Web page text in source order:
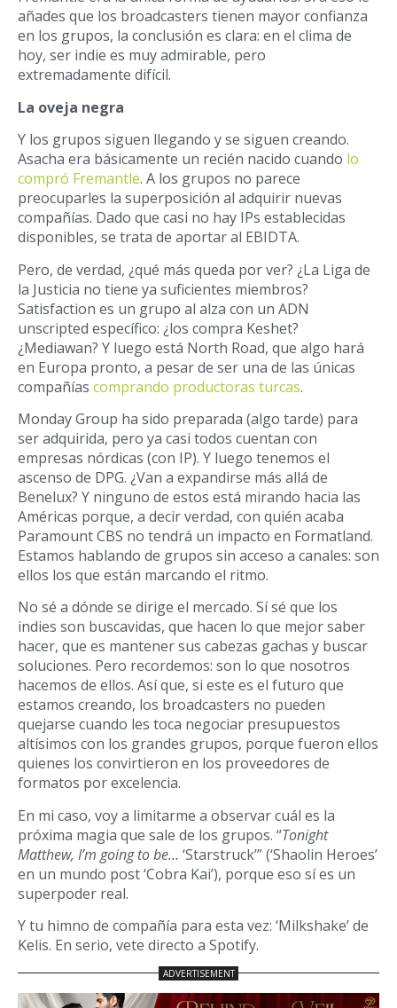
añades que los broadcasters tienen mayor confianza
en los grupos, la conclusión es clara: en el clima de
hoy, ser indie es muy admirable, pero
extremadamente difícil.
La oveja negra
Y los grupos siguen llegando y se siguen creando.
Asacha era básicamente un recién nacido cuando lo
compró Fremantle. A los grupos no parece
preocuparles la superposición al adquirir nuevas
compañías. Dado que casi no hay IPs establecidas
disponibles, se trata de aportar al EBIDTA.
Pero, de verdad, ¿qué más queda por ver? ¿La Liga de
la Justicia no tiene ya suficientes miembros?
Satisfaction es un grupo al alza con un ADN
unscripted específico: ¿los compra Keshet?
¿Mediawan? Y luego está North Road, que algo hará
en Europa pronto, a pesar de ser una de las únicas
compañías comprando productoras turcas.
Monday Group ha sido preparada (algo tarde) para
ser adquirida, pero ya casi todos cuentan con
empresas nórdicas (con IP). Y luego tenemos el
ascenso de DPG. ¿Van a expandirse más allá de
Benelux? Y ninguno de estos está mirando hacia las
Américas porque, a decir verdad, con quién acaba
Paramount CBS no tendrá un impacto en Formatland.
Estamos hablando de grupos sin acceso a canales: son
ellos los que están marcando el ritmo.
No sé a dónde se dirige el mercado. Sí sé que los
indies son buscavidas, que hacen lo que mejor saber
hacer, que es mantener sus cabezas gachas y buscar
soluciones. Pero recordemos: son lo que nosotros
hacemos de ellos. Así que, si este es el futuro que
estamos creando, los broadcasters no pueden
quejarse cuando les toca negociar presupuestos
altísimos con los grandes grupos, porque fueron ellos
quienes los convirtieron en los proveedores de
formatos por excelencia.
En mi caso, voy a limitarme a observar cuál es la
próxima magia que sale de los grupos. “Tonight
Matthew, I’m going to be… ‘Starstruck’” (‘Shaolin Heroes’
en un mundo post ‘Cobra Kai’), porque eso síes un
superpoder real.
Y tu himno de compañía para esta vez: ‘Milkshake’ de
Kelis. En serio, vete directo a Spotify.